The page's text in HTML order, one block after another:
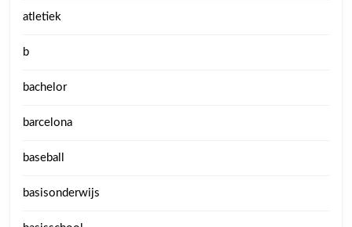
atletiek
b
bachelor
barcelona
baseball
basisonderwijs